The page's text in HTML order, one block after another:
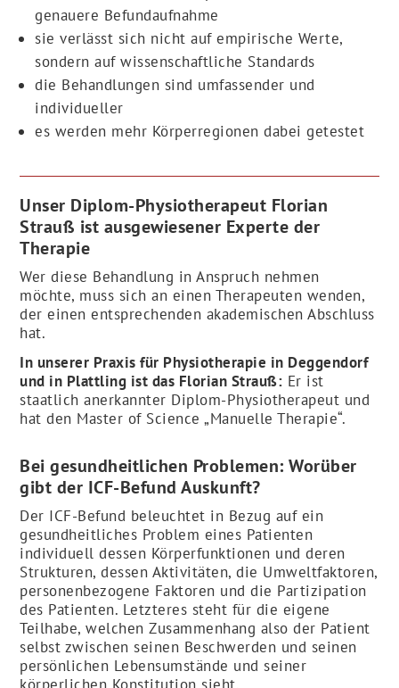
genauere Befundaufnahme
sie verlässt sich nicht auf empirische Werte,
sondern auf wissenschaftliche Standards
die Behandlungen sind umfassender und
individueller
es werden mehr Körperregionen dabei getestet
Unser Diplom-Physiotherapeut Florian
Strauß ist ausgewiesener Experte der
Therapie
Wer diese Behandlung in Anspruch nehmen
möchte, muss sich an einen Therapeuten wenden,
der einen entsprechenden akademischen Abschluss
hat.
In unserer Praxis für Physiotherapie in Deggendorf
und in Plattling ist das Florian Strauß: Er ist
staatlich anerkannter Diplom-Physiotherapeut und
hat den Master of Science „Manuelle Therapie“.
Bei gesundheitlichen Problemen: Worüber
gibt der ICF-Befund Auskunft?
Der ICF-Befund beleuchtet in Bezug auf ein
gesundheitliches Problem eines Patienten
individuell dessen Körperfunktionen und deren
Strukturen, dessen Aktivitäten, die Umweltfaktoren,
personenbezogene Faktoren und die Partizipation
des Patienten. Letzteres steht für die eigene
Teilhabe, welchen Zusammenhang also der Patient
selbst zwischen seinen Beschwerden und seinen
persönlichen Lebensumstände und seiner